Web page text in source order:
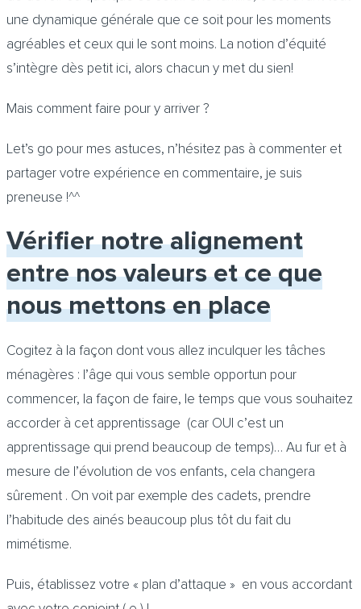
une dynamique générale que ce soit pour les moments
agréables et ceux qui le sont moins. La notion d’équité
s’intègre dès petit ici, alors chacun y met du sien!
Mais comment faire pour y arriver ?
Let’s go pour mes astuces, n’hésitez pas à commenter et
partager votre expérience en commentaire, je suis
preneuse !^^
Vérifier notre alignement
entre nos valeurs et ce que
nous mettons en place
Cogitez à la façon dont vous allez inculquer les tâches
ménagères : l’âge qui vous semble opportun pour
commencer, la façon de faire, le temps que vous souhaitez
accorder à cet apprentissage (car OUI c’est un
apprentissage qui prend beaucoup de temps)… Au fur et à
mesure de l’évolution de vos enfants, cela changera
sûrement . On voit par exemple des cadets, prendre
l’habitude des ainés beaucoup plus tôt du fait du
mimétisme.
Puis, établissez votre « plan d’attaque » en vous accordant